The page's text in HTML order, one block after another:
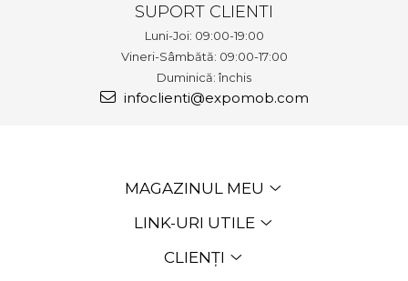
SUPORT CLIENTI
Luni-Joi: 09:00-19:00
Vineri-Sâmbătă: 09:00-17:00
Duminică: închis
infoclienti@expomob.com
MAGAZINUL MEU
LINK-URI UTILE
CLIENȚI